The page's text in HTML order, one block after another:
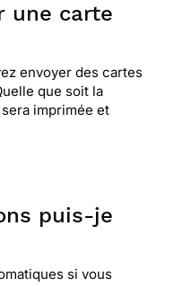
pour une enfant
cette carte est
pour un enfant de
carte
envoyer des cartes
que soit la
imprimée et
puis-je
si vous